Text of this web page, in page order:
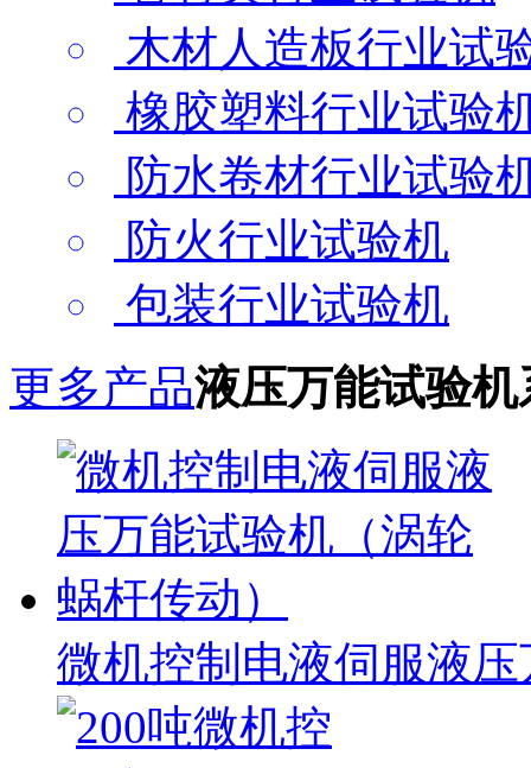
木材人造板行业试
橡胶塑料行业试验
防水卷材行业试验
防火行业试验机
包装行业试验机
更多产品液压万能试验机
微机控制电液伺服液